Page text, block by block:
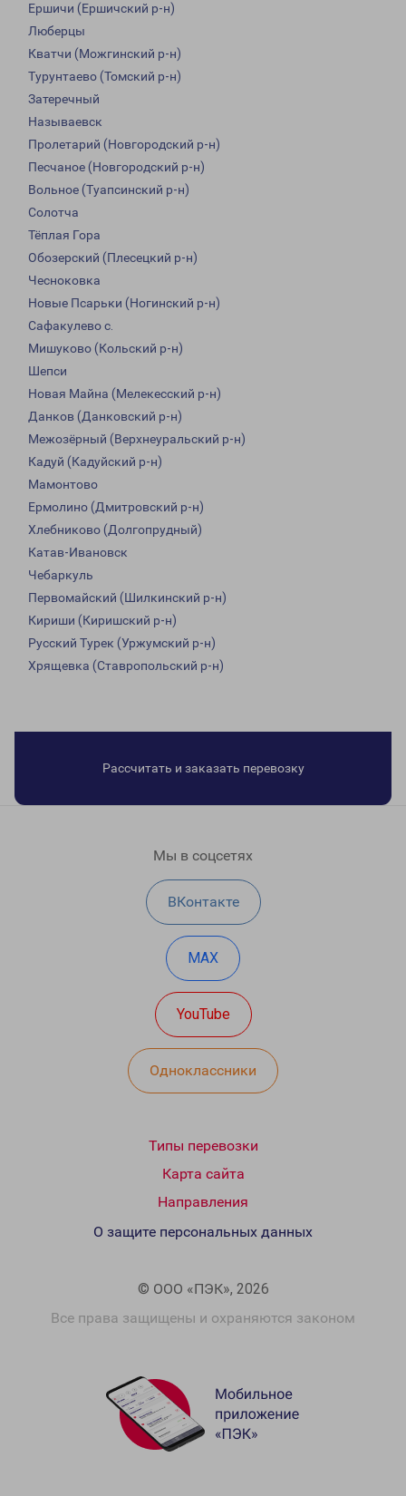
Ершичи (Ершичский р-н)
Люберцы
Кватчи (Можгинский р-н)
Турунтаево (Томский р-н)
Затеречный
Называевск
Пролетарий (Новгородский р-н)
Песчаное (Новгородский р-н)
Вольное (Туапсинский р-н)
Солотча
Тёплая Гора
Обозерский (Плесецкий р-н)
Чесноковка
Новые Псарьки (Ногинский р-н)
Сафакулево с.
Мишуково (Кольский р-н)
Шепси
Новая Майна (Мелекесский р-н)
Данков (Данковский р-н)
Межозёрный (Верхнеуральский р-н)
Кадуй (Кадуйский р-н)
Мамонтово
Ермолино (Дмитровский р-н)
Хлебниково (Долгопрудный)
Катав-Ивановск
Чебаркуль
Первомайский (Шилкинский р-н)
Кириши (Киришский р-н)
Русский Турек (Уржумский р-н)
Хрящевка (Ставропольский р-н)
Рассчитать и заказать перевозку
Мы в соцсетях
ВКонтакте
MAX
YouTube
Одноклассники
Типы перевозки
Карта сайта
Направления
© ООО «ПЭК», 2026
Все права защищены и охраняются законом
О защите персональных данных